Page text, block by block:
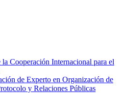
la Cooperación Internacional para el
de Experto en Organización de
y Relaciones Públicas